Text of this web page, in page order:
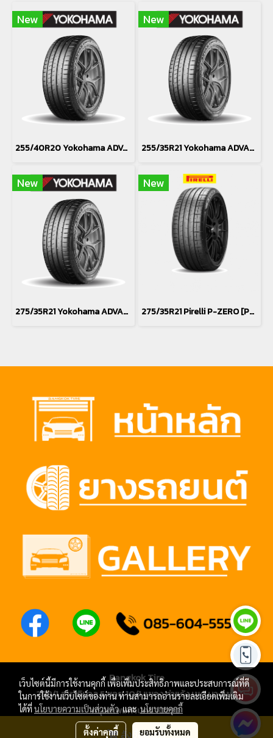
สั่งซื้อสินค้า
New
255/40R20 Yokohama ADVAN Sport EV V108 (Silent Foam) *Japan
New
255/35R21 Yokohama ADVAN Sport EV V108 (Silent Foam) *Japan
New
275/35R21 Yokohama ADVAN Sport EV V108 (Silent Foam) *Japan
New
275/35R21 Pirelli P-ZERO [PZ4] T1 NCS ELT
Bangkok Tire
288/1 สุขาภิบาล 5 ซอย 10/1 แขวง ท่าแร้ง เขต บางเขน
กรุงเทพมหานคร 10220
โทร 085-604-5555 หรือ 064-867-8028
เว็บไซต์นี้มีการใช้งานคุกกี้ เพื่อเพิ่มประสิทธิภาพและประสบการณ์ที่ดี
ในการใช้งานเว็บไซต์ของท่าน ท่านสามารถอ่านรายละเอียดเพิ่มเติม
ได้ที่นโยบายความเป็นส่วนตัวและนโยบายคุกกี้
ตั้งค่าคุกกี้ ยอมรับทั้งหมด